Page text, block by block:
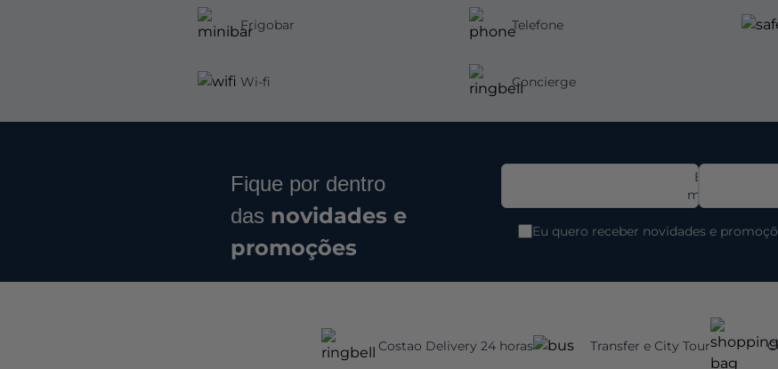
Frigobar Telefone
Wi-fi Concierge
Fique por dentro
das novidades e
promoções
E-
mail
Eu quero receber novidades e
Costao Delivery 24 horas Transfer e City Tour